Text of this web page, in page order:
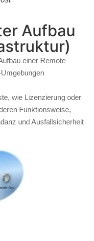
Aufbau
einer Remote
wie Lizenzierung oder
Funktionsweise,
und Ausfallsicherheit